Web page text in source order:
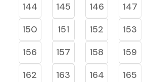
144
145 146 147
150
151 152 153
156
157 158 159
162
163 164 165